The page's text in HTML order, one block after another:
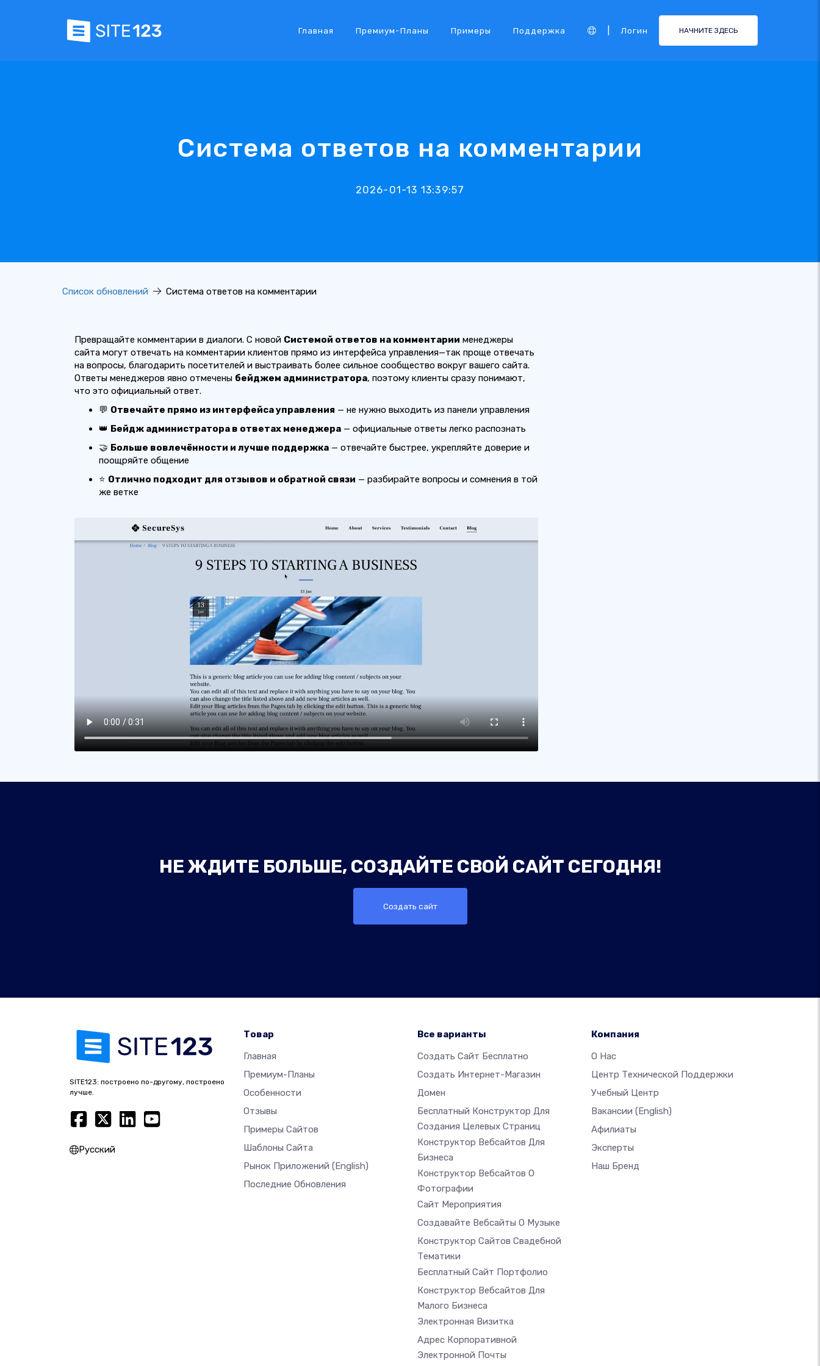
Главная Премиум-Планы Примеры Поддержка Логин НАЧНИТЕ ЗДЕСЬ
Система ответов на комментарии
2026-01-13 13:39:57
Список обновлений Система ответов на комментарии
Превращайте комментарии в диалоги. С новой Системой ответов на комментарии менеджеры
сайта могут отвечать на комментарии клиентов прямо из интерфейса управления—так проще отвечать
на вопросы, благодарить посетителей и выстраивать более сильное сообщество вокруг вашего сайта.
Ответы менеджеров явно отмечены бейджем администратора, поэтому клиенты сразу понимают,
что это официальный ответ.
💬 Отвечайте прямо из интерфейса управления — не нужно выходить из панели управления
👑 Бейдж администратора в ответах менеджера — официальные ответы легко распознать
🤝 Больше вовлечённости и лучше поддержка — отвечайте быстрее, укрепляйте доверие и
поощряйте общение
⭐ Отлично подходит для отзывов и обратной связи — разбирайте вопросы и сомнения в той
же ветке
НЕ ЖДИТЕ БОЛЬШЕ, СОЗДАЙТЕ СВОЙ САЙТ СЕГОДНЯ!
Создать сайт
SITE123: построено по-другому, построено
лучше.
Русский
Товар
Главная
Премиум-Планы
Особенности
Отзывы
Примеры Сайтов
Шаблоны Сайта
Рынок Приложений (English)
Последние Обновления
Все варианты
Создать Сайт Бесплатно
Создать Интернет-Магазин
Домен
Бесплатный Конструктор Для
Создания Целевых Страниц
Конструктор Вебсайтов Для
Бизнеса
Конструктор Вебсайтов О
Фотографии
Сайт Мероприятия
Создавайте Вебсайты О Музыке
Конструктор Сайтов Свадебной
Тематики
Бесплатный Сайт Портфолио
Конструктор Вебсайтов Для
Малого Бизнеса
Электронная Визитка
Адрес Корпоративной
Электронной Почты
Компания
О Нас
Центр Технической Поддержки
Учебный Центр
Вакансии (English)
Афилиаты
Эксперты
Наш Бренд